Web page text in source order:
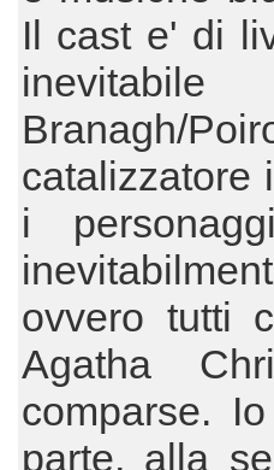
Il cast e' di
Branagh/
catalizzatore
i
ovvero tutti
Agatha
comparse.
parte, alla